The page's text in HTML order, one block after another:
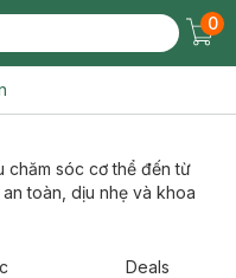
0
chăm sóc cơ thể đến từ
toàn, dịu nhẹ và khoa
Deals